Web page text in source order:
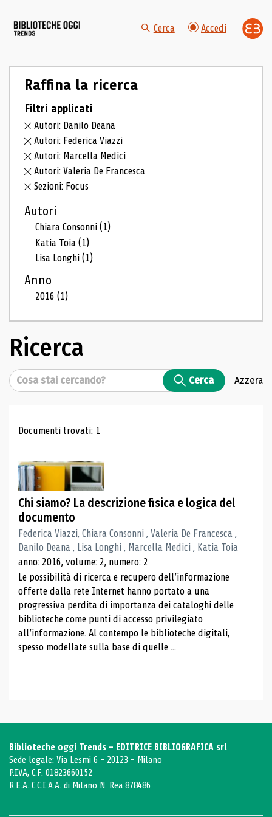
Cerca Accedi
Raffina la ricerca
Filtri applicati
Autori: Danilo Deana
Autori: Federica Viazzi
Autori: Marcella Medici
Autori: Valeria De Francesca
Sezioni: Focus
Autori
Chiara Consonni(1)
Katia Toia(1)
Lisa Longhi(1)
Anno
2016(1)
Ricerca
Cerca Cerca Azzera
Risultati di ricerca
Documenti trovati: 1
Chi siamo? La descrizione fisica e logica del
documento
Federica Viazzi, Chiara Consonni , Valeria De Francesca ,
Danilo Deana , Lisa Longhi , Marcella Medici , Katia Toia
anno: 2016, volume: 2, numero: 2
Le possibilità di ricerca e recupero dell’informazione
offerte dalla rete Internet hanno portato a una
progressiva perdita di importanza dei cataloghi delle
biblioteche come punti di accesso privilegiato
all’informazione. Al contempo le biblioteche digitali,
spesso modellate sulla base di quelle ...
Biblioteche oggi Trends - EDITRICE BIBLIOGRAFICA srl
Sede legale: Via Lesmi 6 - 20123 - Milano
P.IVA, C.F. 01823660152
R.E.A. C.C.I.A.A. di Milano N. Rea 878486